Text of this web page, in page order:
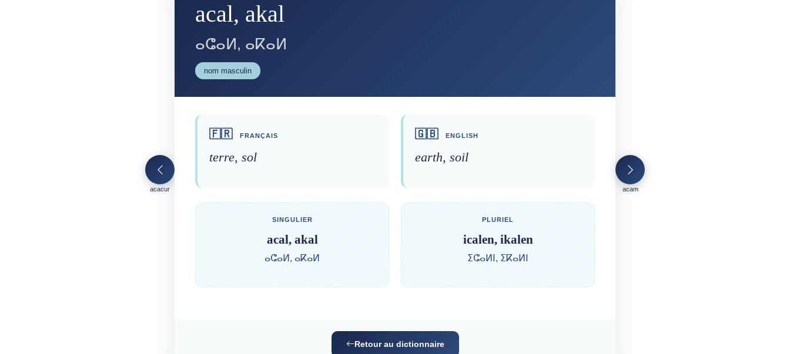
acacur
acal, akal
ⴰⵛⴰⵍ, ⴰⴽⴰⵍ
nom masculin
🇫🇷 FRANÇAIS
terre, sol
🇬🇧 ENGLISH
earth, soil
SINGULIER
acal, akal
ⴰⵛⴰⵍ, ⴰⴽⴰⵍ
PLURIEL
icalen, ikalen
ⵉⵛⴰⵍⵏ, ⵉⴽⴰⵍⵏ
Retour au dictionnaire
acam